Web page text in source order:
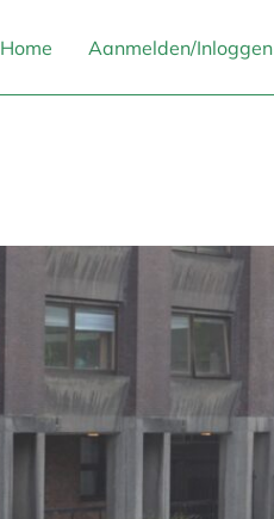
Home Aanmelden/Inloggen